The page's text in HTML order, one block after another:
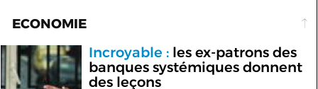
ECONOMIE
Incroyable :les ex-patrons des
banques systémiques donnent
des leçons